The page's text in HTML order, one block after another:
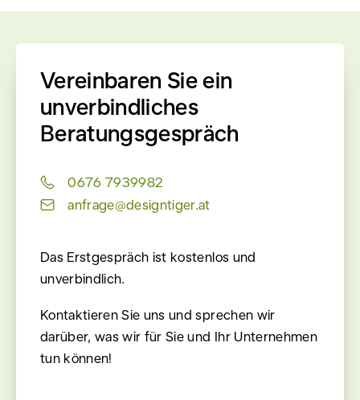
Vereinbaren Sie ein
unverbindliches
Beratungsgespräch
0676 7939982
anfrage@designtiger.at
Das Erstgespräch ist kostenlos und
unverbindlich.
Kontaktieren Sie uns und sprechen wir
darüber, was wir für Sie und Ihr Unternehmen
tun können!